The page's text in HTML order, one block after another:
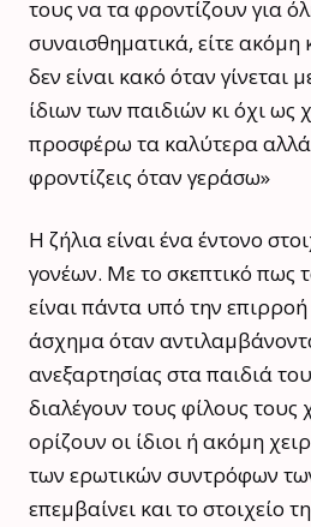
τους να τα φροντίζουν για
συναισθηματικά, είτε ακόμη
δεν είναι κακό όταν γίνεται
ίδιων των παιδιών κι όχι ως
προσφέρω τα καλύτερα αλλά
φροντίζεις όταν γεράσω»
Η ζήλια είναι ένα έντονο
γονέων. Με το σκεπτικό πως
είναι πάντα υπό την
άσχημα όταν
ανεξαρτησίας στα παιδιά
διαλέγουν τους φίλους τους
ορίζουν οι ίδιοι ή ακόμη
των ερωτικών συντρόφων
επεμβαίνει και το στοιχείο